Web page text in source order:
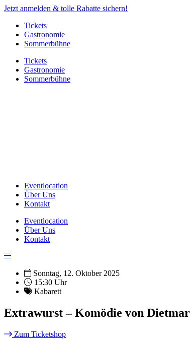
Jetzt anmelden & tolle Rabatte sichern!
Tickets
Gastronomie
Sommerbühne
Tickets
Gastronomie
Sommerbühne
Eventlocation
Über Uns
Kontakt
Eventlocation
Über Uns
Kontakt
Sonntag, 12. Oktober 2025
15:30 Uhr
Kabarett
Extrawurst – Komödie von
Zum Ticketshop